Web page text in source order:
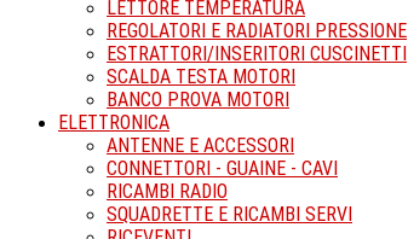
LETTORE TEMPERATURA
REGOLATORI E RADIATORI PRESSIONE
ESTRATTORI/INSERITORI CUSCINETTI
SCALDA TESTA MOTORI
BANCO PROVA MOTORI
ELETTRONICA
ANTENNE E ACCESSORI
CONNETTORI - GUAINE - CAVI
RICAMBI RADIO
SQUADRETTE E RICAMBI SERVI